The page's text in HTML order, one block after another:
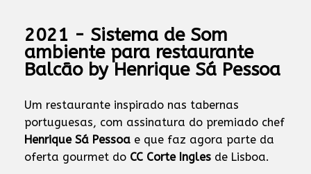
2021 - Sistema de Som
ambiente para restaurante
Balcão by Henrique Sá Pessoa
Um restaurante inspirado nas tabernas
portuguesas, com assinatura do premiado chef
Henrique Sá Pessoa e que faz agora parte da
oferta gourmet do CC Corte Ingles de Lisboa.